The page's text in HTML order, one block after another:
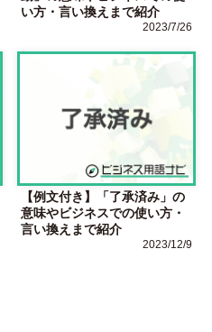
い方・言い換えまで紹介
2023/7/26
【例文付き】「了承済み」の
意味やビジネスでの使い方・
言い換えまで紹介
2023/12/9